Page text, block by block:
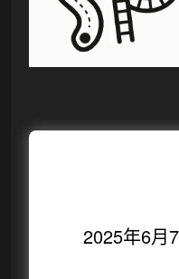
2025年6月